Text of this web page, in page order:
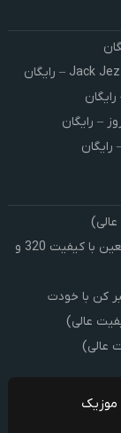
– رایگان
کنسرت صوتی معین لایو | آرشیو کامل اجرای زنده معین با کیفیت 320 و
کن با خودت
عالی)
عالی)
موزیک